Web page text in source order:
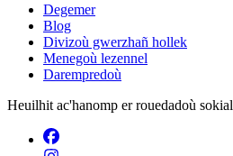
Degemer
Blog
Divizoù gwerzhañ hollek
Menegoù lezennel
Darempredoù
Heuilhit ac'hanomp er rouedadoù sokial